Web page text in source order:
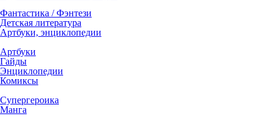
Фантастика / Фэнтези
Детская литература
Артбуки, энциклопедии
Артбуки
Гайды
Энциклопедии
Комиксы
Супергероика
Манга